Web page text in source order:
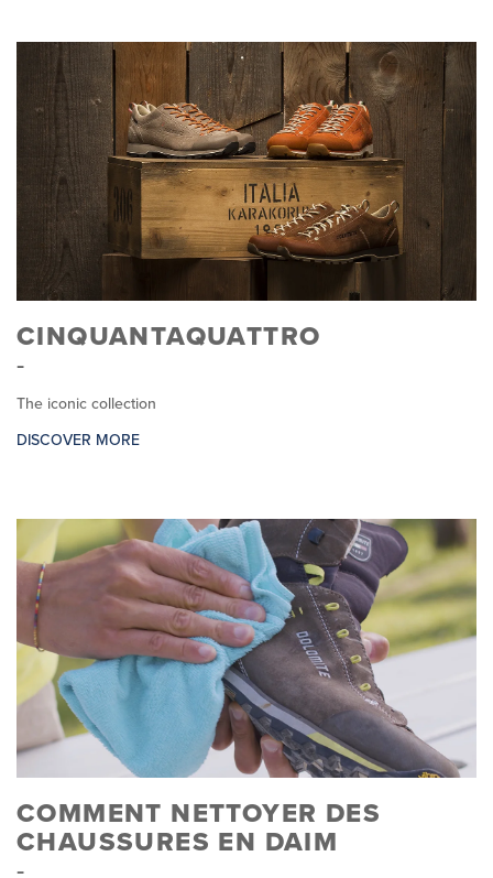
CINQUANTAQUATTRO
The iconic collection
DISCOVER MORE
COMMENT NETTOYER DES
CHAUSSURES EN DAIM